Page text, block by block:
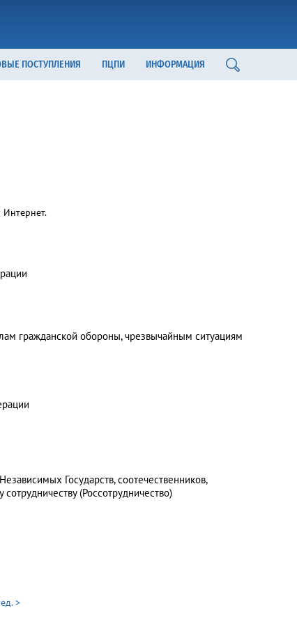
ПОСТУПЛЕНИЯ ПЦПИ ИНФОРМАЦИЯ
гражданской обороны, чрезвычайным ситуациям
Государств, соотечественников,
(Россотрудничество)
>